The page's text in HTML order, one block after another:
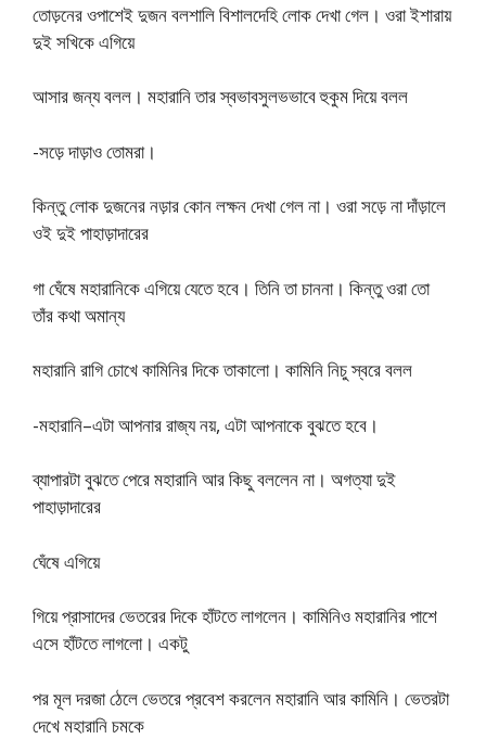
তােড়নের ওপাশেই দুজন বলশালি বিশালদেহি লােক দেখা গেল। ওরা ইশারায়
দুই সখিকে এগিয়ে
আসার জন্য বলল। মহারানি তার স্বভাবসুলভভাবে হুকুম দিয়ে বলল
-সড়ে দাড়াও তােমরা।
কিন্তু লােক দুজনের নড়ার কোন লক্ষন দেখা গেল না। ওরা সড়ে না দাঁড়ালে
ওই দুই পাহাড়াদারের
গা ঘেঁষে মহারানিকে এগিয়ে যেতে হবে। তিনি তা চাননা। কিন্তু ওরা তাে
তাঁর কথা অমান্য
মহারানি রাগি চোখে কামিনির দিকে তাকালাে। কামিনি নিচু স্বরে বলল
-মহারানি–এটা আপনার রাজ্য নয়, এটা আপনাকে বুঝতে হবে।
ব্যাপারটা বুঝতে পেরে মহারানি আর কিছু বললেন না। অগত্যা দুই
পাহাড়াদারের
ঘেঁষে এগিয়ে
গিয়ে প্রাসাদের ভেতরের দিকে হাঁটতে লাগলেন। কামিনিও মহারানির পাশে
এসে হাঁটতে লাগলাে। একটু
পর মূল দরজা ঠেলে ভেতরে প্রবেশ করলেন মহারানি আর কামিনি। ভেতরটা
দেখে মহারানি চমকে